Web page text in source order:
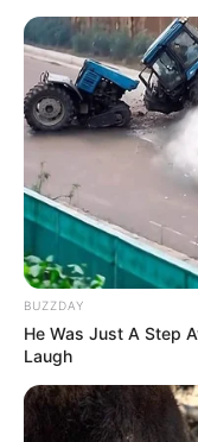
BUZZDAY
He Was Just A Step
Laugh